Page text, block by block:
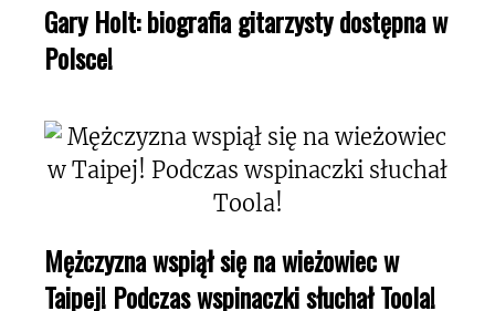
Gary Holt: biografia gitarzysty dostępna w
Polsce!
Mężczyzna wspiął się na wieżowiec w
Taipej! Podczas wspinaczki słuchał Toola!